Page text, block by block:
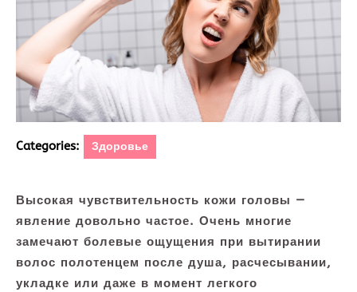
Categories: Здоровье
Высокая чувствительность кожи головы —
явление довольно частое. Очень многие
замечают болевые ощущения при вытирании
волос полотенцем после душа, расчесывании,
укладке или даже в момент легкого